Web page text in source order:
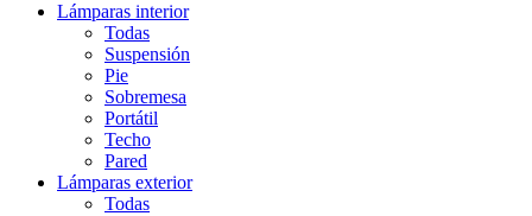
Lámparas interior
Todas
Suspensión
Pie
Sobremesa
Portátil
Techo
Pared
Lámparas exterior
Todas